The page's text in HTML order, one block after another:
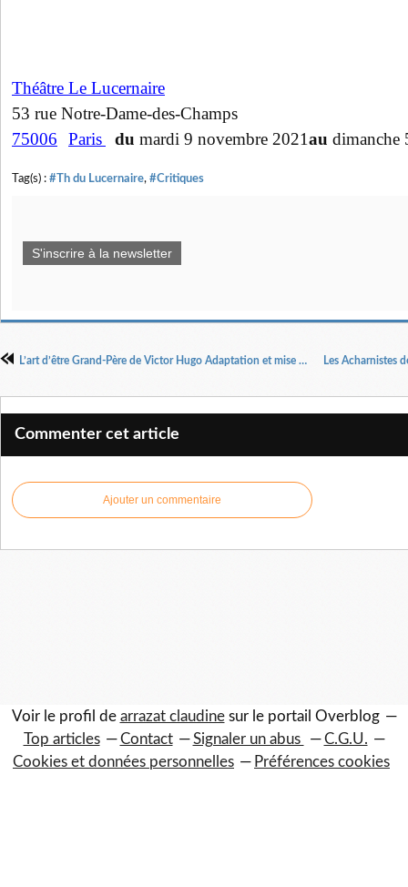
Théâtre Le Lucernaire
53 rue Notre-Dame-des-Champs
75006
Paris du mardi 9 novembre 2021au dimanche
Tag(s) : #Th du Lucernaire, #Critiques
S'inscrire à la newsletter
L’art d’être Grand-Père de Victor Hugo Adaptation et mise en scène et interprétation Jean-Claude Drouot (Victor Hugo)
Commenter cet article
Ajouter un commentaire
Voir le profil de arrazat claudinesur le portail Overblog
Top articles
Contact Signaler un abus
C.G.U.
Cookies et données personnelles
Préférences cookies